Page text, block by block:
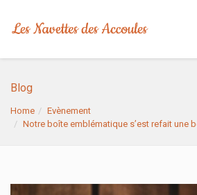
Blog
Home
Evènement
Notre boîte emblématique s’est refait une